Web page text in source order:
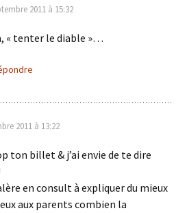
2011 à 15:32
« tenter le diable »…
2011 à 13:22
ton billet & j’ai envie de te dire
en consult à expliquer du mieux
aux parents combien la